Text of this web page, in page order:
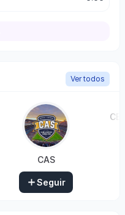
Ver todos
CAS
Seguir